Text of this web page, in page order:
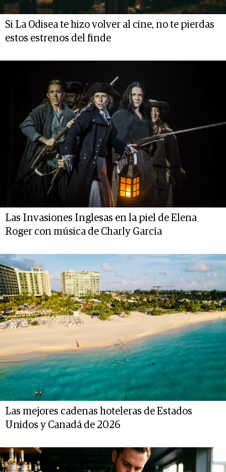
Si La Odisea te hizo volver al cine, no te pierdas
estos estrenos del finde
Las Invasiones Inglesas en la piel de Elena
Roger con música de Charly García
Las mejores cadenas hoteleras de Estados
Unidos y Canadá de 2026